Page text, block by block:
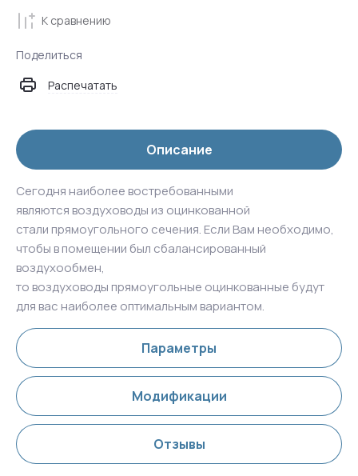
К сравнению
Поделиться
Распечатать
Описание
Сегодня наиболее востребованными
являются воздуховоды из оцинкованной
стали прямоугольного сечения. Если Вам необходимо,
чтобы в помещении был сбалансированный
воздухообмен,
то воздуховоды прямоугольные оцинкованные будут
для вас наиболее оптимальным вариантом.
Параметры
Модификации
Отзывы